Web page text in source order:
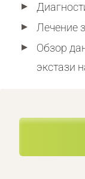
Лечение
Обзор
экстази